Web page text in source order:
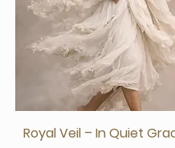
Royal Veil – In Quiet